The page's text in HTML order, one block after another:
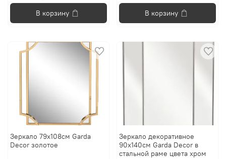
В корзину В корзину
Зеркало 79x108см Garda
Decor золотое
Зеркало декоративное
90x140см Garda Decor в
стальной раме цвета xром